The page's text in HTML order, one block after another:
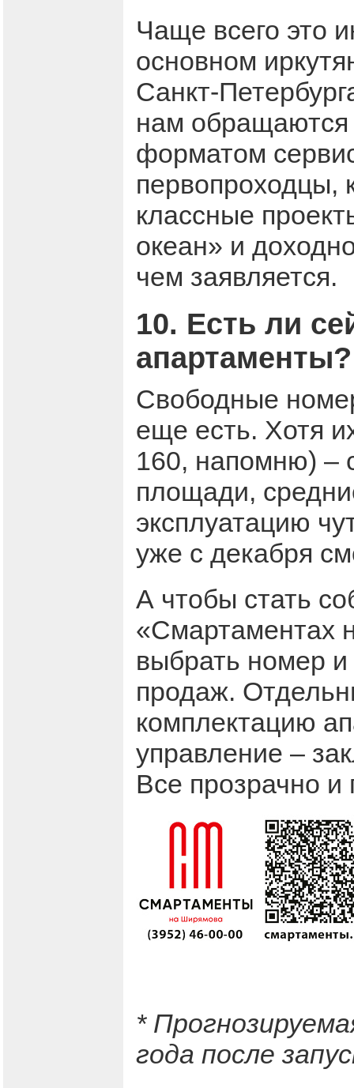
Чаще всего это
основном
Санкт-
нам обращаются
форматом
первопроходцы,
классные
океан» и
чем заявляется.
10. Есть ли
апартаменты?
Свободные
еще есть. Хотя
160, напомню) –
площади,
эксплуатацию
уже с декабря
А чтобы стать
«Смартаментах
выбрать номер и
продаж.
комплектацию
управление –
Все прозрачно и
*
года после